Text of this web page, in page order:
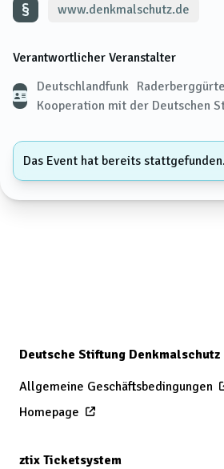
www.denkmalschutz.de
Verantwortlicher Veranstalter
Deutschlandfunk
Kooperation mit der Deutschen
Das Event hat bereits
Deutsche Stiftung Denkmalschutz
Allgemeine Geschäftsbedingungen
Homepage
ztix Ticketsystem